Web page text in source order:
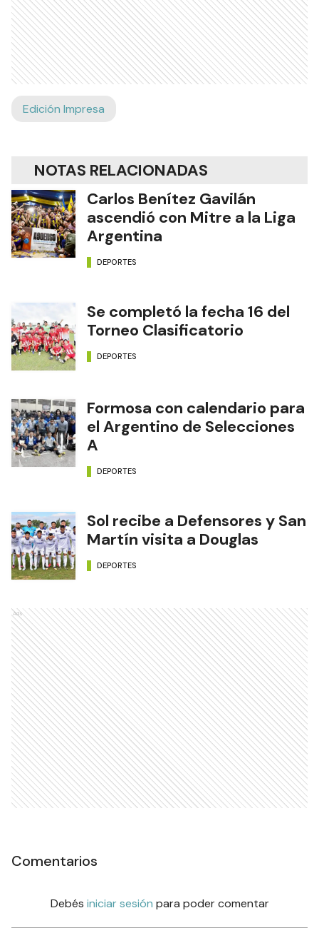
Edición Impresa
NOTAS RELACIONADAS
Carlos Benítez Gavilán
ascendió con Mitre a la Liga
Argentina
DEPORTES
Se completó la fecha 16 del
Torneo Clasificatorio
DEPORTES
Formosa con calendario para
el Argentino de Selecciones
A
DEPORTES
Sol recibe a Defensores y San
Martín visita a Douglas
DEPORTES
Ads
Comentarios
Debés iniciar sesión para poder comentar